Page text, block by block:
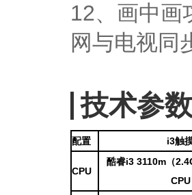
12、画中画
网与电视同
技术参数
配置 i3触
CPU
酷睿i3 3110m（